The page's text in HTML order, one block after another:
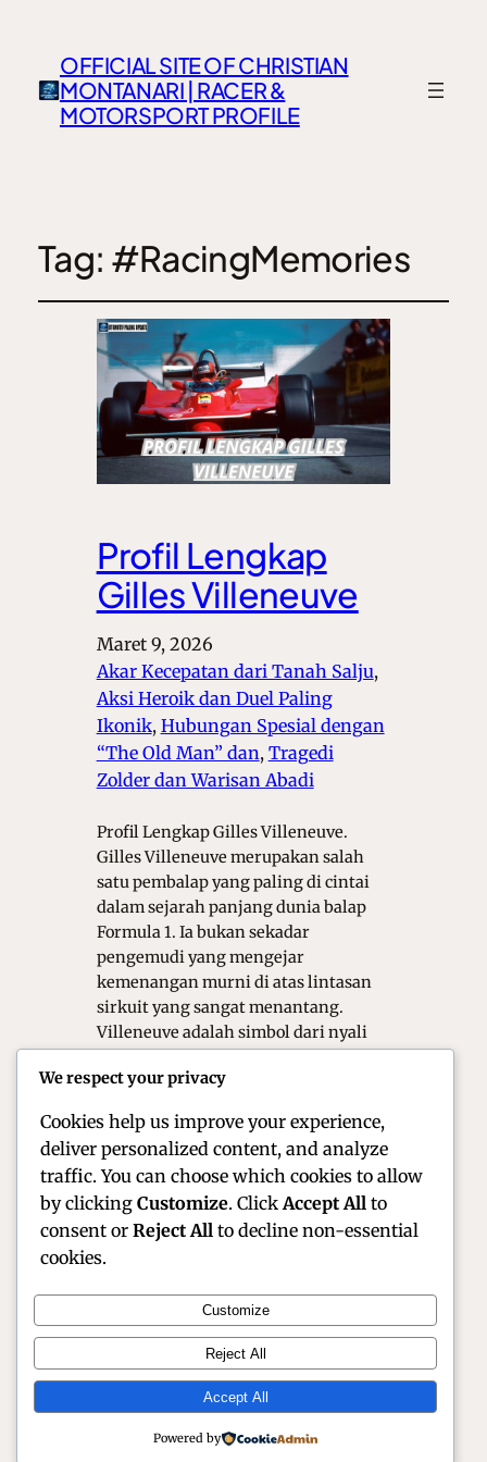
OFFICIAL SITE OF CHRISTIAN
MONTANARI | RACER &
MOTORSPORT PROFILE
Tag: #RacingMemories
Profil Lengkap
Gilles Villeneuve
Maret 9, 2026
Akar Kecepatan dari Tanah Salju ,
Aksi Heroik dan Duel Paling
Ikonik, Hubungan Spesial dengan
“The Old Man” dan, Tragedi
Zolder dan Warisan Abadi
Profil Lengkap Gilles Villeneuve.
Gilles Villeneuve merupakan salah
satu pembalap yang paling di cintai
dalam sejarah panjang dunia balap
Formula 1. Ia bukan sekadar
pengemudi yang mengejar
kemenangan murni di atas lintasan
sirkuit yang sangat menantang.
Villeneuve adalah simbol dari nyali
dan juga kontrol mobil yang luar
Official Site of Christian Montanari | Racer &
Motorsport Profile
We respect your privacy
Cookies help us improve your experience,
deliver personalized content, and analyze
traffic. You can choose which cookies to allow
by clicking Customize. Click Accept All to
consent or Reject All to decline non-essential
cookies.
Customize
Reject All
Accept All
Powered by